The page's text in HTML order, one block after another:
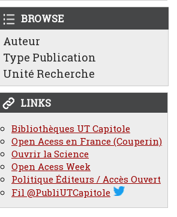
BROWSE
Auteur
Type Publication
Unité Recherche
LINKS
Bibliothèques UT Capitole
Open Acess en France (Couperin)
Ouvrir la Science
Open Acess Week
Politique Éditeurs / Accès Ouvert
Fil @PubliUTCapitole